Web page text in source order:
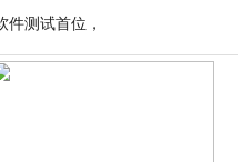
测试首位，
2020-04-27